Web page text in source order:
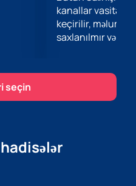
kanallar
keçirilir,
saxlanılmır və
seçin